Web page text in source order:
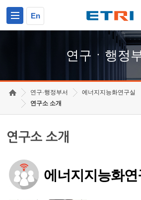
En
연구ㆍ행정
연구·행정부서
에너지지능화연구실
연구소 소개
연구소 소개
에너지지능화연